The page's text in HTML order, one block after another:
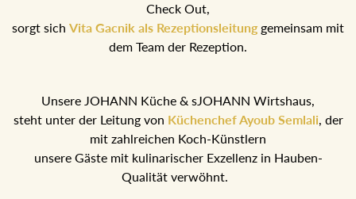
Check Out,
sorgt sichVita Gacnik als Rezeptionsleitunggemeinsam
mit dem Team der Rezeption.
Unsere JOHANN Küche & sJOHANN Wirtshaus,
steht unter der Leitung vonKüchenchef Ayoub Semlali,
der mit zahlreichen Koch-Künstlern
unsere Gäste mit kulinarischer Exzellenz in Hauben-
Qualität verwöhnt.